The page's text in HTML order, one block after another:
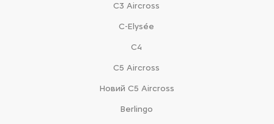
С3 Aircross
C-Elysée
С4
С5 Aircross
Новий С5 Aircross
Berlingo